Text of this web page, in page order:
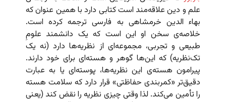
علم و دین علاقه‌مند است کتابی دارد با همین عنوان که
بهاء‌ الدین خرمشاهی به فارسی ترجمه کرده است.
خلاصه‌ی سخن او این است که یک دانشمند علومِ
طبیعی و تجربی، مجموعه‌ای از نظریه‌ها دارد (نه یک
تک‌نظریه) که این‌ها گوهر و هسته‌ای برای خود دارند.
پیرامون هسته‌ی این نظریه‌ها، پوسته‌ای یا به عبارت
دقیق‌تر «کمربندی حفاظتی» قرار دارد که سلامت هسته
را تأمین می‌کند. لذا وقتی چیزی نظریه را نقض کند (یعنی